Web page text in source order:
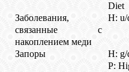
Diet
Заболевания,
связанные с
накоплением меди
H: u/
Запоры
H: g/
P: